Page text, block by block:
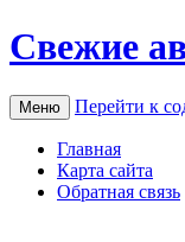
Свежие
Меню Перейти к
Главная
Карта сайта
Обратная связь